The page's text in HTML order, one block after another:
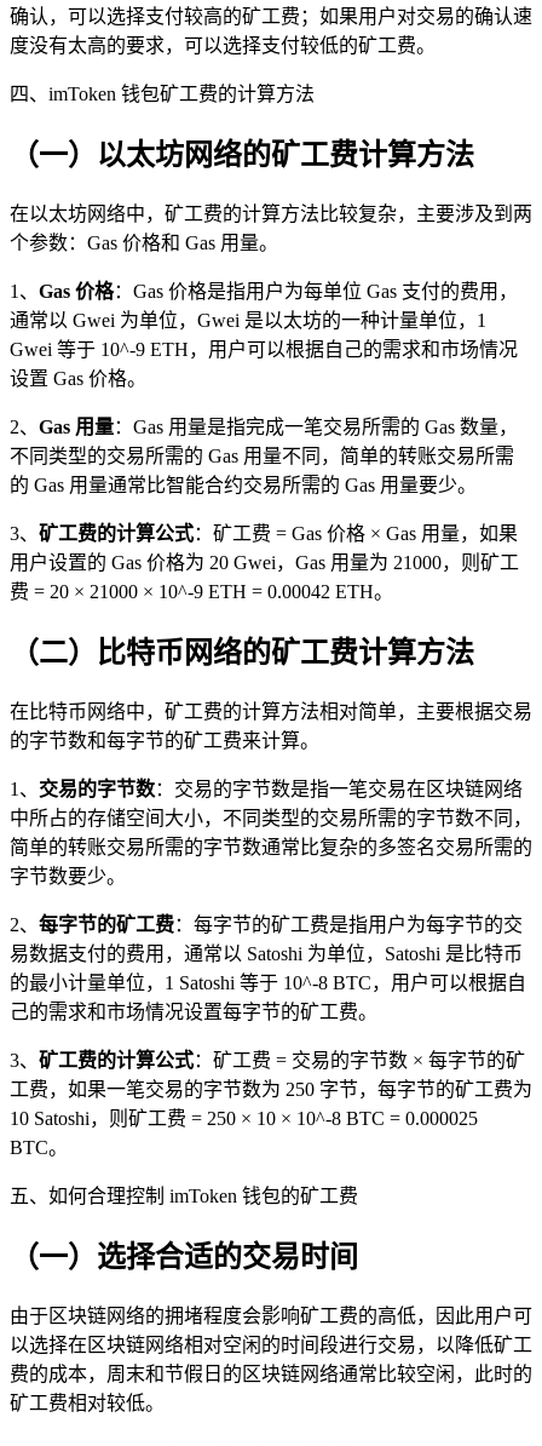
确认，可以选择支付较高的矿工费；如果用户对交易的确认速
度没有太高的要求，可以选择支付较低的矿工费。
四、imToken 钱包矿工费的计算方法
（一）以太坊网络的矿工费计算方法
在以太坊网络中，矿工费的计算方法比较复杂，主要涉及到两
个参数：Gas 价格和 Gas 用量。
1、 Gas 价格：Gas 价格是指用户为每单位 Gas 支付的费用，
通常以 Gwei 为单位，Gwei 是以太坊的一种计量单位，1
Gwei 等于 10^-9 ETH，用户可以根据自己的需求和市场情况
设置 Gas 价格。
2、 Gas 用量：Gas 用量是指完成一笔交易所需的 Gas 数量，
不同类型的交易所需的 Gas 用量不同，简单的转账交易所需
的 Gas 用量通常比智能合约交易所需的 Gas 用量要少。
3、 矿工费的计算公式：矿工费 = Gas 价格 × Gas 用量，如果
用户设置的 Gas 价格为 20 Gwei，Gas 用量为 21000，则矿工
费 = 20 × 21000 × 10^-9 ETH = 0.00042 ETH。
（二）比特币网络的矿工费计算方法
在比特币网络中，矿工费的计算方法相对简单，主要根据交易
的字节数和每字节的矿工费来计算。
1、 交易的字节数：交易的字节数是指一笔交易在区块链网络
中所占的存储空间大小，不同类型的交易所需的字节数不同，
简单的转账交易所需的字节数通常比复杂的多签名交易所需的
字节数要少。
2、 每字节的矿工费：每字节的矿工费是指用户为每字节的交
易数据支付的费用，通常以 Satoshi 为单位，Satoshi 是比特币
的最小计量单位，1 Satoshi 等于 10^-8 BTC，用户可以根据自
己的需求和市场情况设置每字节的矿工费。
3、 矿工费的计算公式：矿工费 = 交易的字节数 × 每字节的矿
工费，如果一笔交易的字节数为 250 字节，每字节的矿工费为
10 Satoshi，则矿工费 = 250 × 10 × 10^-8 BTC = 0.000025
BTC。
五、如何合理控制 imToken 钱包的矿工费
（一）选择合适的交易时间
由于区块链网络的拥堵程度会影响矿工费的高低，因此用户可
以选择在区块链网络相对空闲的时间段进行交易，以降低矿工
费的成本，周末和节假日的区块链网络通常比较空闲，此时的
矿工费相对较低。